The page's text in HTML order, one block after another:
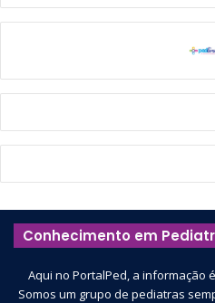
Conhecimento em
Aqui no PortalPed, a informação
Somos um grupo de pediatras